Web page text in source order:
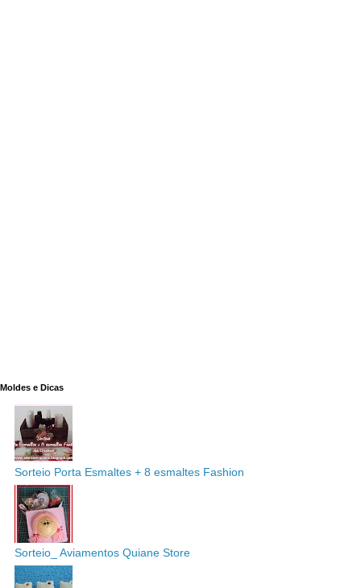
Moldes e Dicas
Sorteio Porta Esmaltes + 8 esmaltes Fashion
Sorteio_ Aviamentos Quiane Store